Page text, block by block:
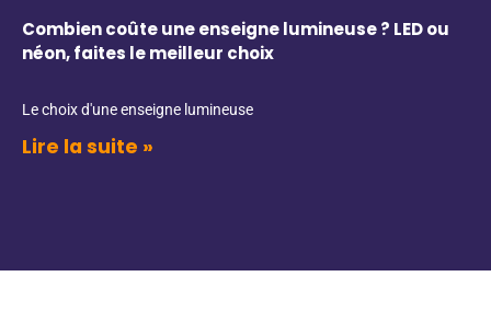
Combien coûte une enseigne lumineuse ? LED ou
néon, faites le meilleur choix
Le choix d'une enseigne lumineuse
Lire la suite »